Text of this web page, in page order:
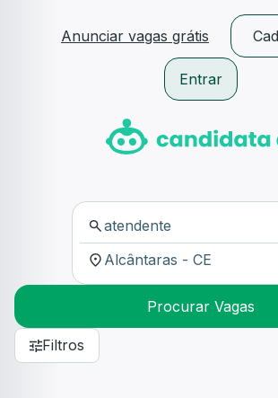
Anunciar vagas grátis
Entrar
Procurar Vagas
Filtros